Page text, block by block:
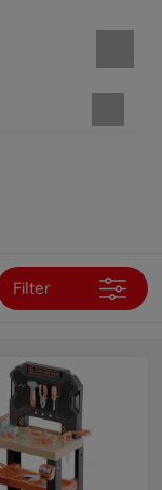
Filter